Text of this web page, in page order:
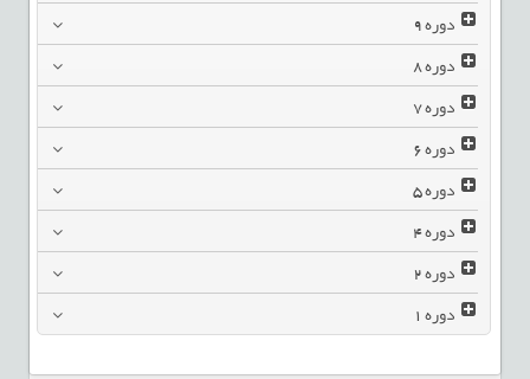
دوره9
دوره8
دوره7
دوره6
دوره5
دوره4
دوره2
دوره1